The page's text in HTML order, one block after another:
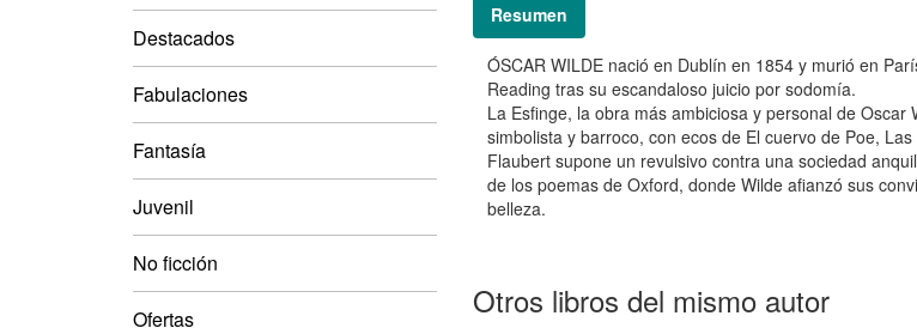
Destacados
Fabulaciones
Fantasía
Juvenil
No ficción
Ofertas
Resumen
ÓSCAR WILDE nació en Dublín en 1854 y murió en
Reading tras su escandaloso juicio por sodomía.
La Esfinge, la obra más ambiciosa y personal de
simbolista y barroco, con ecos de El cuervo de Poe,
Flaubert supone un revulsivo contra una sociedad
de los poemas de Oxford, donde Wilde afianzó sus
belleza.
Otros libros del mismo autor